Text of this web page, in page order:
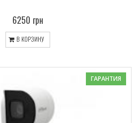
6250 грн
В КОРЗИНУ
ГАРАНТИЯ